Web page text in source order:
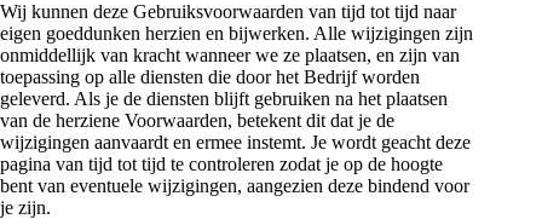
Wij kunnen deze Gebruiksvoorwaarden van tijd tot tijd naar
eigen goeddunken herzien en bijwerken. Alle wijzigingen zijn
onmiddellijk van kracht wanneer we ze plaatsen, en zijn van
toepassing op alle diensten die door het Bedrijf worden
geleverd. Als je de diensten blijft gebruiken na het plaatsen
van de herziene Voorwaarden, betekent dit dat je de
wijzigingen aanvaardt en ermee instemt. Je wordt geacht deze
pagina van tijd tot tijd te controleren zodat je op de hoogte
bent van eventuele wijzigingen, aangezien deze bindend voor
je zijn.